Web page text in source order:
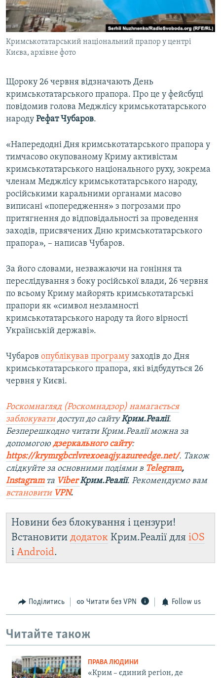
ВІДЕОУРОКИ «ELIFBE»
СВІДЧЕННЯ ОКУПАЦІЇ
УКРАЇНСЬКА ПРОБЛЕМА КРИМУ
Русский
Qırımtatar
Усі сайти RFE/RL
Кримськотатарський національний прапор у центрі
Києва, архівне фото
Щороку 26 червня відзначають День
кримськотатарського прапора. Про це у фейсбуці
повідомив голова Меджлісу кримськотатарського
народу Рефат Чубаров.
«Напередодні Дня кримськотатарського прапора у
тимчасово окупованому Криму активістам
кримськотатарського національного руху, зокрема
членам Меджлісу кримськотатарського народу,
російськими каральними органами масово
виписані «попередження» з погрозами про
притягнення до відповідальності за проведення
заходів, присвячених Дню кримськотатарського
прапора», – написав Чубаров.
За його словами, незважаючи на гоніння та
переслідування з боку російської влади, 26 червня
по всьому Криму майорять кримськотатарські
прапори як «символ незламності
кримськотатарського народу та його вірності
Українській державі».
Чубаров опублікував програму заходів до Дня
кримськотатарського прапора, які відбудуться 26
червня у Києві.
Роскомнагляд (Роскомнадзор) намагається
заблокуватидоступ до сайтуКрим.Реалії.
Безперешкодно читати Крим.Реалії можна за
допомогою дзеркального сайту:
https://krymrgbcrlvrexoeaqjy.azureedge.net/. Також
слідкуйте за основними подіями в Telegram,
Instagramта ViberКрим.Реалії. Рекомендуємо вам
встановити VPN.
Новини без блокування і цензури!
Встановити додаток Крим.Реалії для iOS
і Android.
Поділитись Читати без VPN Follow us
Читайте також
ПРАВА ЛЮДИНИ
«Крим – єдиний регіон, де